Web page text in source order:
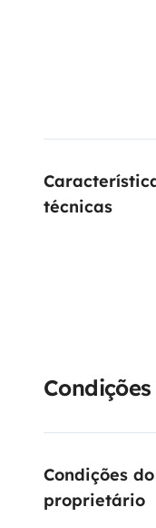
técnicas
Condições do
proprietário